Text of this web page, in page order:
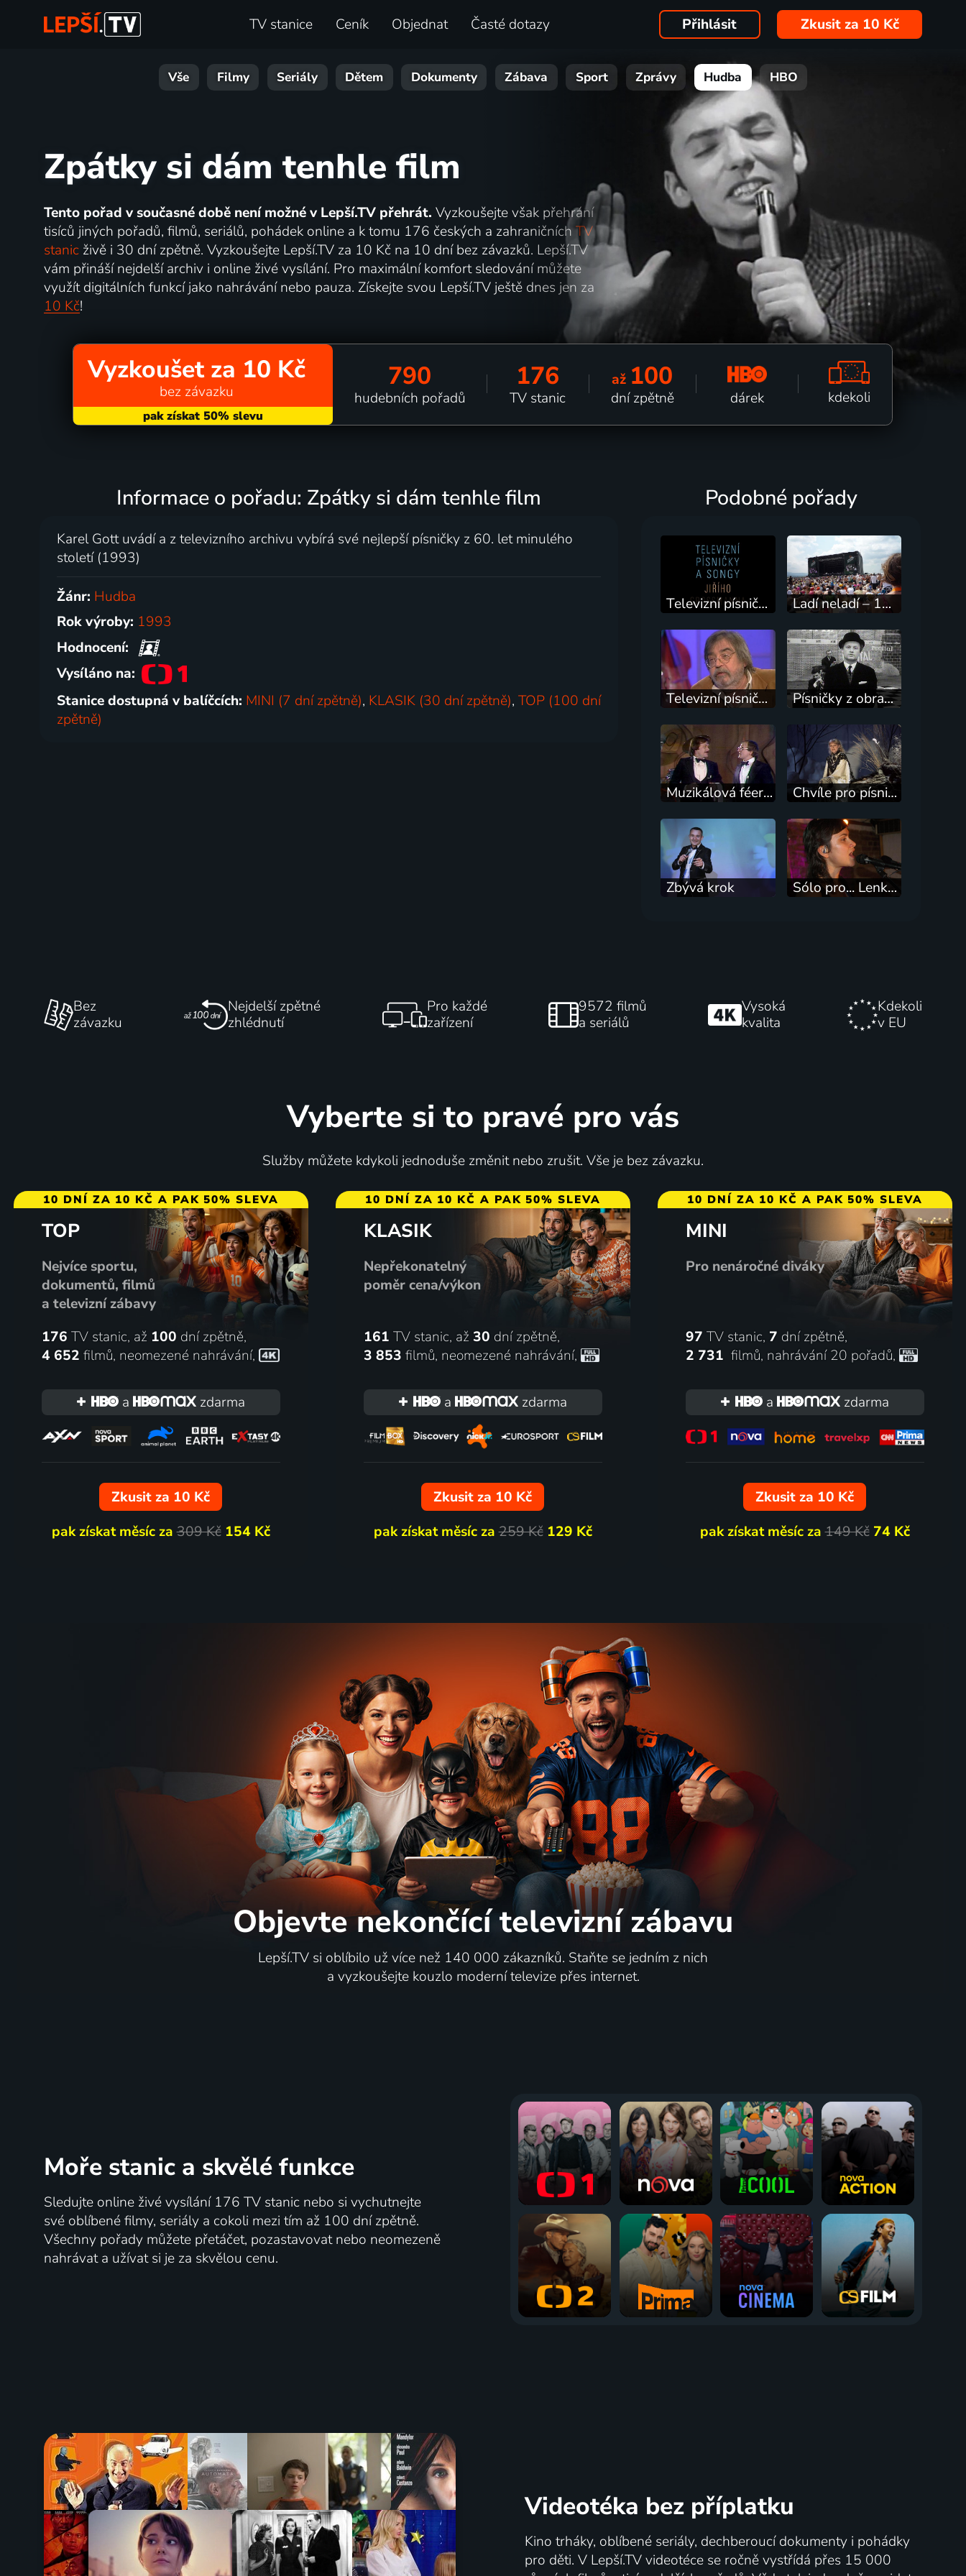
TV stanice Ceník Objednat Časté dotazy Přihlásit Zkusit za 10 Kč
Vše Filmy Seriály Dětem Dokumenty Zábava Sport Zprávy Hudba HBO
Zpátky si dám tenhle film
Tento pořad v současné době není možné v Lepší.TV přehrát. Vyzkoušejte však přehrání
tisíců jiných pořadů, filmů, seriálů, pohádek online a k tomu 176 českých a zahraničníchTV
stanicživě i 30 dní zpětně. Vyzkoušejte Lepší.TV za 10 Kč na 10 dní bez závazků. Lepší.TV
vám přináší nejdelší archiv i online živé vysílání. Pro maximální komfort sledování můžete
využít digitálních funkcí jako nahrávání nebo pauza. Získejte svou Lepší.TV ještě dnes jen za
10 Kč!
Vyzkoušet za 10 Kč
bez závazku 790
hudebních pořadů
176
TV stanic
až 100
dní zpětně dárek kdekoli
Informace o pořadu: Zpátky si dám tenhle film
Karel Gott uvádí a z televizního archivu vybírá své nejlepší písničky z 60. let minulého
století (1993)
Žánr: Hudba
Rok výroby: 1993
Hodnocení:
Vysíláno na:
Stanice dostupná v balíčcích: MINI (7 dní zpětně), KLASIK (30 dní zpětně),TOP (100 dní
zpětně)
Podobné pořady
Televizní písničky a songy Jiřího Grossmanna Ladí neladí – 10 let Pohody
Televizní písničky a songy Zdeňka Rytíře Písničky z obrazovky
Muzikálová féerie Chvíle pro písničku
Zbývá krok Sólo pro... Lenku Dusilovou
Bez
závazku
Nejdelší zpětné
zhlédnutí
Pro každé
zařízení
9572 filmů
a seriálů
Vysoká
kvalita
Kdekoli
v EU
Vyberte si to pravé pro vás
Služby můžete kdykoli jednoduše změnit nebo zrušit. Vše je bez závazku.
10 DNÍ ZA 10 KČ A PAK 50% SLEVA
TOP
Nejvíce sportu,
dokumentů, filmů
a televizní zábavy
176 TV stanic, až 100 dní zpětně,
4 652 filmů, neomezené nahrávání,
a zdarma
Zkusit za 10 Kč
pak získat měsíc za309 Kč 154 Kč
10 DNÍ ZA 10 KČ A PAK 50% SLEVA
KLASIK
Nepřekonatelný
poměr cena/výkon
161 TV stanic, až 30 dní zpětně,
3 853 filmů, neomezené nahrávání,
a zdarma
Zkusit za 10 Kč
pak získat měsíc za259 Kč 129 Kč
10 DNÍ ZA 10 KČ A PAK 50% SLEVA
MINI
Pro nenáročné diváky
97 TV stanic, 7 dní zpětně,
2 731 filmů, nahrávání 20 pořadů,
a zdarma
Zkusit za 10 Kč
pak získat měsíc za149 Kč 74 Kč
Objevte nekončící televizní zábavu
Lepší.TV si oblíbilo už více než 140 000 zákazníků. Staňte se jedním z nich
a vyzkoušejte kouzlo moderní televize přes internet.
Moře stanic a skvělé funkce
Sledujte online živé vysílání 176 TV stanic nebo si vychutnejte
své oblíbené filmy, seriály a cokoli mezi tím až 100 dní zpětně.
Všechny pořady můžete přetáčet, pozastavovat nebo neomezeně
nahrávat a užívat si je za skvělou cenu.
Videotéka bez příplatku
Kino trháky, oblíbené seriály, dechberoucí dokumenty i pohádky
pro děti. V Lepší.TV videotéce se ročně vystřídá přes 15 000